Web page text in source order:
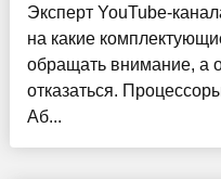
Эксперт YouTube-
на какие
обращать внимание, а
отказаться.
Аб...